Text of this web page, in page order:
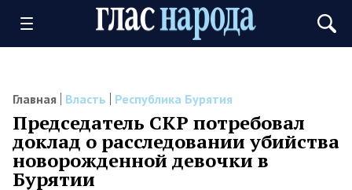
Главная Власть Республика Бурятия
Председатель СКР потребовал
доклад о расследовании убийства
новорожденной девочки в
Бурятии